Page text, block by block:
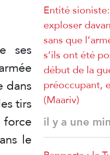
ses
dans
tirs
le
Entité
exploser
sans que
s’ils ont été
début de la
préoccupant,
(Maariv)
il y a une